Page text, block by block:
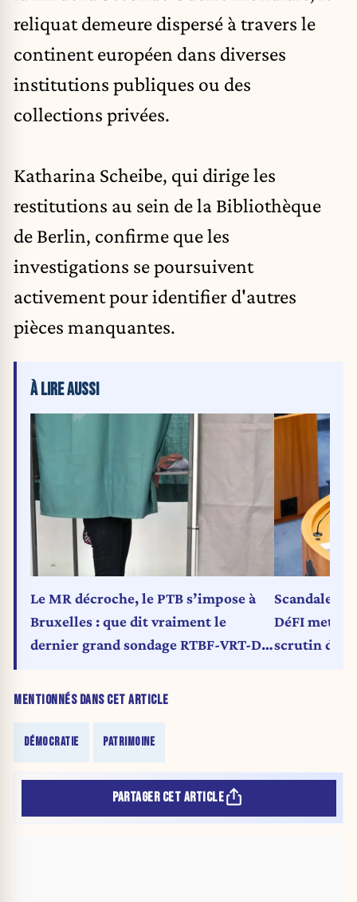
reliquat demeure dispersé à travers le
continent européen dans diverses
institutions publiques ou des
collections privées.
Katharina Scheibe, qui dirige les
restitutions au sein de la Bibliothèque
de Berlin, confirme que les
investigations se poursuivent
activement pour identifier d'autres
pièces manquantes.
MENTIONNÉS DANS CET ARTICLE
DÉMOCRATIE PATRIMOINE
À LIRE AUSSI
Le MR décroche, le PTB s’impose à
Bruxelles : que dit vraiment le
dernier grand sondage RTBF-VRT-De
Scandale
DéFI met
scrutin de
PARTAGER CET ARTICLE